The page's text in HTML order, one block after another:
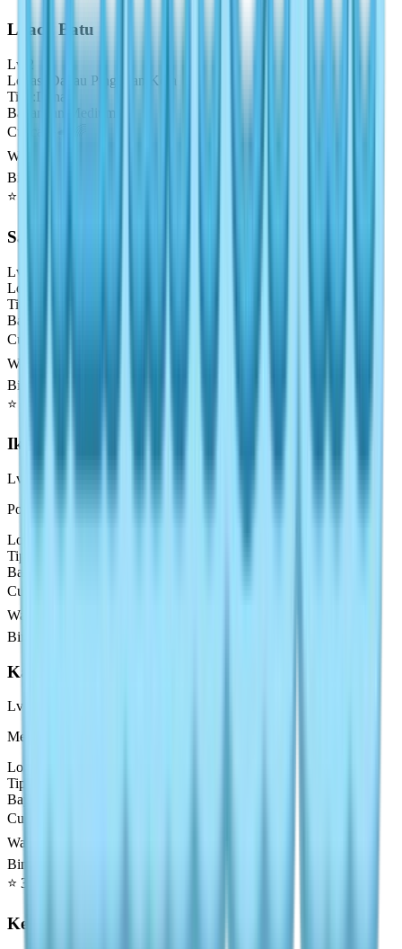
Loach Batu
Lv
2
Lokasi
Danau Pinggiran Kota
Tipe
:Danau
Bayangan
Medium
Cuaca
Waktu
Bintang (Nilai Emas)
⭐
Salmon Atlantik
Lv
Lokasi
Tipe
Bayangan
Cuaca
Waktu
Bintang (Nilai Emas)
⭐
Ikan Badut
Lv
Possible but rare until level 5
Lokasi
Tipe
Bayangan
Cuaca
Waktu
Bintang (Nilai Emas)
Katak Edible
Lv
Mermaid Attractor Required
Lokasi
Tipe
Bayangan
Cuaca
Waktu
Bintang (Nilai Emas)
⭐ 320
Kelomang